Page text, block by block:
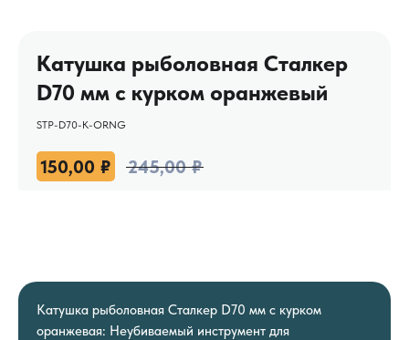
Катушка рыболовная Сталкер
D70 мм с курком оранжевый
STP-D70-K-ORNG
150,00 ₽ 245,00 ₽
Катушка рыболовная Сталкер D70 мм с курком
оранжевая: Неубиваемый инструмент для